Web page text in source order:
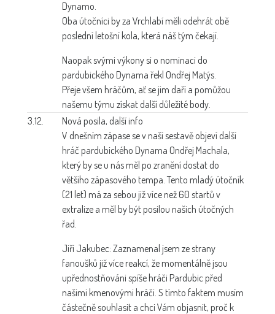
Dynamo.
Oba útočníci by za Vrchlabí měli odehrát obě
poslední letošní kola, která náš tým čekají.
Naopak svými výkony si o nominaci do
pardubického Dynama řekl Ondřej Matýs.
Přeje všem hráčům, ať se jim daří a pomůžou
našemu týmu získat další důležité body.
3.12.
Nová posila, další info
V dnešním zápase se v naší sestavě objeví další
hráč pardubického Dynama Ondřej Machala,
který by se u nás měl po zranění dostat do
většího zápasového tempa. Tento mladý útočník
(21 let) má za sebou již více než 60 startů v
extralize a měl by být posilou našich útočných
řad.
Jiří Jakubec: Zaznamenal jsem ze strany
fanoušků již více reakcí, že momentálně jsou
upřednostňováni spíše hráči Pardubic před
našimi kmenovými hráči. S tímto faktem musím
částečně souhlasit a chci Vám objasnit, proč k